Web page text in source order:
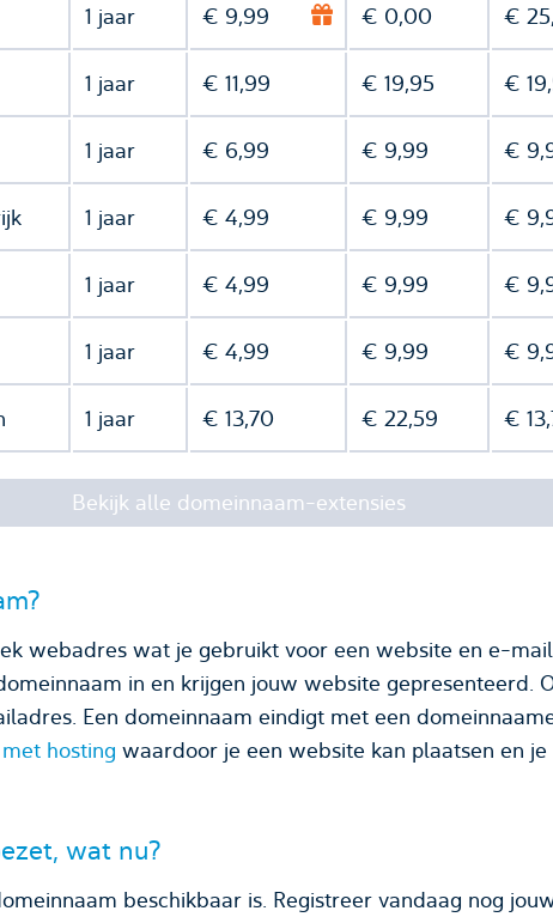
1 jaar € 9,99 € 0,00 €
1 jaar € 11,99 € 19,95 €
1 jaar € 6,99 € 9,99 €
1 jaar € 4,99 € 9,99 €
1 jaar € 4,99 € 9,99 €
1 jaar € 4,99 € 9,99 €
1 jaar € 13,70 € 22,59 €
Bekijk alle domeinnaam-extensies
webadres wat je gebruikt voor een website en e-
in en krijgen jouw website gepresenteerd.
zoals .TV.
hosting waardoor je een website kan plaatsen en
wat nu?
beschikbaar is. Registreer vandaag nog